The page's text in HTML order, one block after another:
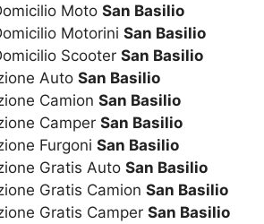
Moto San Basilio
Motorini San Basilio
Scooter San Basilio
Auto San Basilio
Camion San Basilio
Camper San Basilio
Furgoni San Basilio
Gratis Auto San Basilio
Gratis Camion San Basilio
Gratis Camper San Basilio